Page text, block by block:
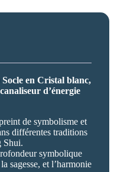
en Cristal blanc,
d’énergie
de symbolisme et
différentes traditions
Shui.
symbolique
sagesse, et l’harmonie